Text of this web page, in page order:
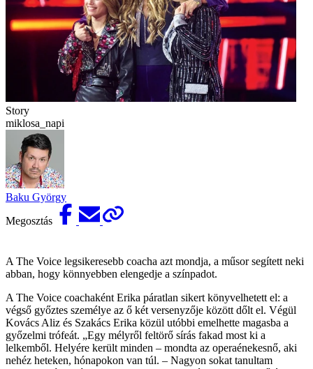
Story
miklosa_napi
Baku György
Megosztás
A The Voice legsikeresebb coacha azt mondja, a műsor segített neki
abban, hogy könnyebben elengedje a színpadot.
A The Voice coachaként Erika páratlan sikert könyvelhetett el: a
végső győztes személye az ő két versenyzője között dőlt el. Végül
Kovács Aliz és Szakács Erika közül utóbbi emelhette magasba a
győzelmi trófeát. „Egy mélyről feltörő sírás fakad most ki a
lelkemből. Helyére került minden – mondta az operaénekesnő, aki
nehéz heteken, hónapokon van túl. – Nagyon sokat tanultam